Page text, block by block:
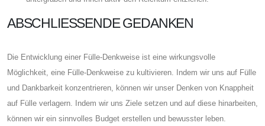
ABSCHLIESSENDE GEDANKEN
Die Entwicklung einer Fülle-Denkweise ist eine wirkungsvolle
Möglichkeit, eine Fülle-Denkweise zu kultivieren. Indem wir uns auf Fülle
und Dankbarkeit konzentrieren, können wir unser Denken von Knappheit
auf Fülle verlagern. Indem wir uns Ziele setzen und auf diese hinarbeiten,
können wir ein sinnvolles Budget erstellen und bewusster leben.